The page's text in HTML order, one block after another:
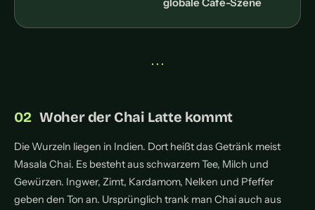
• • •
Woher der Chai Latte kommt
Die Wurzeln liegen in Indien. Dort heißt das Getränk meist
Masala Chai. Es besteht aus schwarzem Tee, Milch und
Gewürzen. Ingwer, Zimt, Kardamom, Nelken und Pfeffer
geben den Ton an. Ursprünglich trank man Chai auch aus